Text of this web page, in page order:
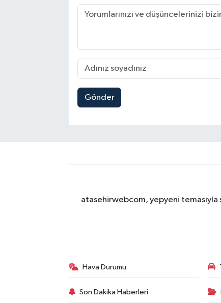
Gönder
atasehirwebcom, yepyeni
Hava Durumu
Son Dakika Haberleri